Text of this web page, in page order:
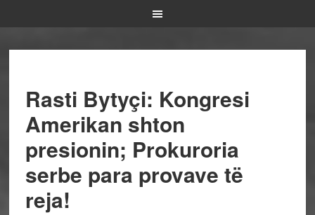
Rasti Bytyçi: Kongresi
Amerikan shton
presionin; Prokuroria
serbe para provave të
reja!